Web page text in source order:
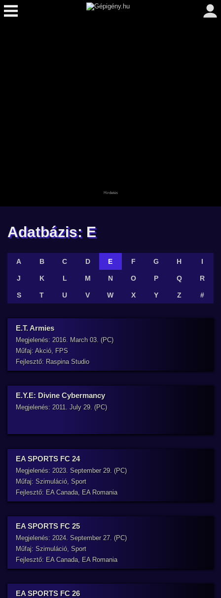
Adatbázis: E
A B C D E F G H I
J K L M N O P Q R
S T U V W X Y Z #
E.T. Armies
Megjelenés: 2016. March 03. (PC)
Műfaj: Akció, FPS
Fejlesztő: Raspina Studio
E.Y.E: Divine Cybermancy
Megjelenés: 2011. July 29. (PC)
EA SPORTS FC 24
Megjelenés: 2023. September 29. (PC)
Műfaj: Szimuláció, Sport
Fejlesztő: EA Canada, EA Romania
EA SPORTS FC 25
Megjelenés: 2024. September 27. (PC)
Műfaj: Szimuláció, Sport
Fejlesztő: EA Canada, EA Romania
EA SPORTS FC 26